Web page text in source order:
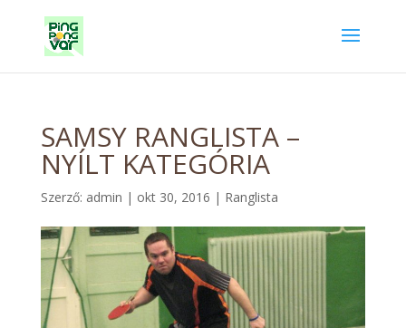
SAMSY RANGLISTA –
NYÍLT KATEGÓRIA
Szerző: admin | okt 30, 2016 | Ranglista